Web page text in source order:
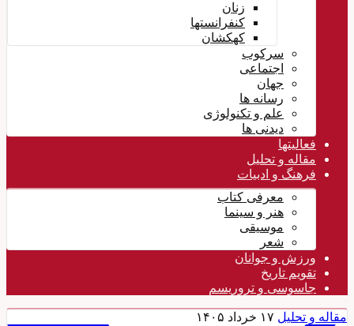
زنان
کنفرانستها
کهکشان
سرکوب
اجتماعی
جهان
رسانه ها
علم و تکنولوژی
دیدنی ها
فعالیتها
مقاله و تحلیل
فرهنگ و ادبیات
معرفی کتاب
هنر و سینما
موسیقی
شعر
ورزش و جوانان
تقویم تاريخ
جاسوسی و تروریسم
مقاله و تحلیل ۱۷ خرداد ۱۴۰۵